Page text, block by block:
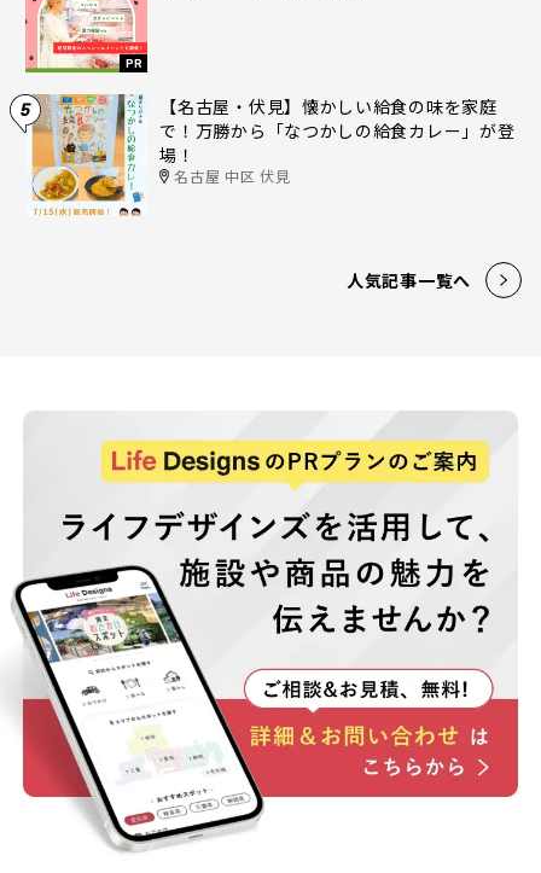
PR
5
【名古屋・伏見】懐かしい給食の味を家庭
で！万勝から「なつかしの給食カレー」が登
場！
名古屋 中区 伏見
人気記事一覧へ